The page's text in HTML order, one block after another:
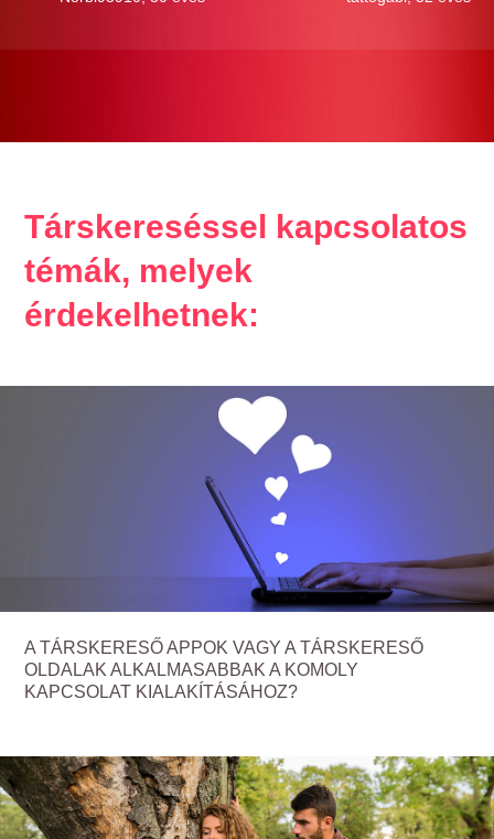
Társkereséssel kapcsolatos
témák, melyek
érdekelhetnek:
A TÁRSKERESŐ APPOK VAGY A TÁRSKERESŐ
OLDALAK ALKALMASABBAK A KOMOLY
KAPCSOLAT KIALAKÍTÁSÁHOZ?